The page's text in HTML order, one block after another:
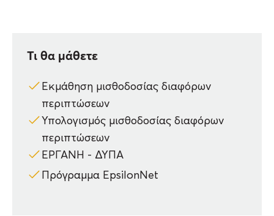
μονάδες, διασφαλίζοντας
Επαγγελματική Καταξίωση & Θωράκιση:Δεν
πρόκειται για μια απλή παρακολούθηση, αλλά για μια
επένδυση που μετατρέπει τον λογιστή σε
Payroll
αυστηρούς ελέγχους της Επιθεώρησης Εργασίας με τη
σφραγίδα εγκυρότητας της Power Tax Training.
Τι θα μάθετε
Εκμάθηση μισθοδοσίας διαφόρων
περιπτώσεων
Υπολογισμός μισθοδοσίας διαφόρων
περιπτώσεων
ΕΡΓΑΝΗ - ΔΥΠΑ
Πρόγραμμα EpsilonNet